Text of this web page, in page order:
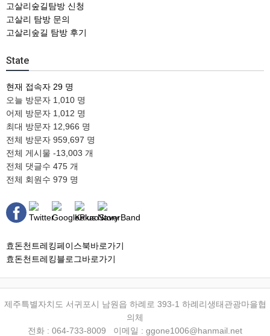
고살리숲길탐방 신청
고살리 탐방 문의
고살리숲길 탐방 후기
State
현재 접속자 29 명
오늘 방문자 1,010 명
어제 방문자 1,012 명
최대 방문자 12,966 명
전체 방문자 959,697 명
전체 게시물 -13,003 개
전체 댓글수 475 개
전체 회원수 979 명
효돈천트레킹페이스북바로가기
효돈천트레킹블로그바로가기
제주특별자치도 서귀포시 남원읍 하례로 393-1 하례리생태관광마을협
의체
전화 : 064-733-8009 이메일 : ggone1006@hanmail.net